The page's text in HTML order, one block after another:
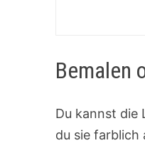
Bemalen
Du kannst die
du sie farblich